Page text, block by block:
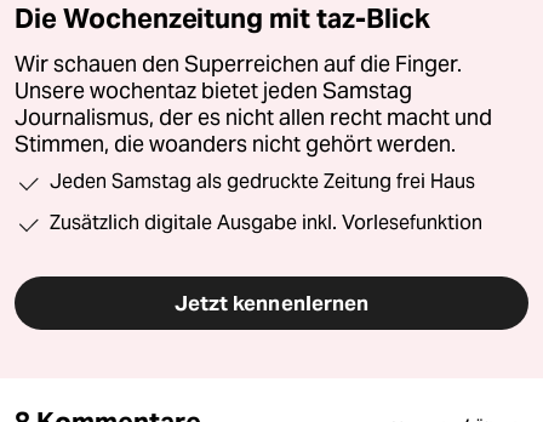
Die Wochenzeitung mit taz-Blick
Wir schauen den Superreichen auf die Finger.
Unsere wochentaz bietet jeden Samstag
Journalismus, der es nicht allen recht macht und
Stimmen, die woanders nicht gehört werden.
Jeden Samstag als gedruckte Zeitung frei Haus
Zusätzlich digitale Ausgabe inkl. Vorlesefunktion
Jetzt kennenlernen